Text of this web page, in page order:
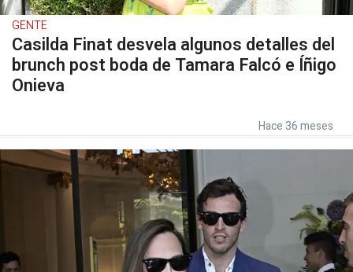
GENTE
Casilda Finat desvela algunos detalles del
brunch post boda de Tamara Falcó e Íñigo
Onieva
Hace 36 meses